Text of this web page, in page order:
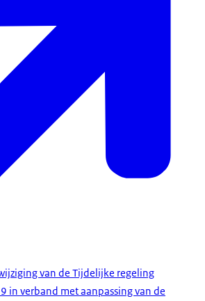
van de Tijdelijke regeling
in verband met aanpassing van de